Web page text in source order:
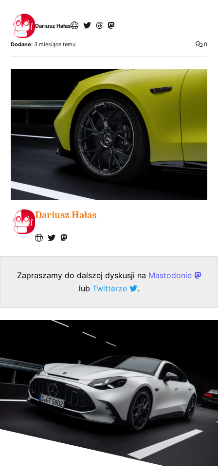
Dariusz Hałas
0
Dodane: 3 miesiące temu
Dariusz Hałas
Zapraszamy do dalszej dyskusji na Mastodonie
lub Twitterze .